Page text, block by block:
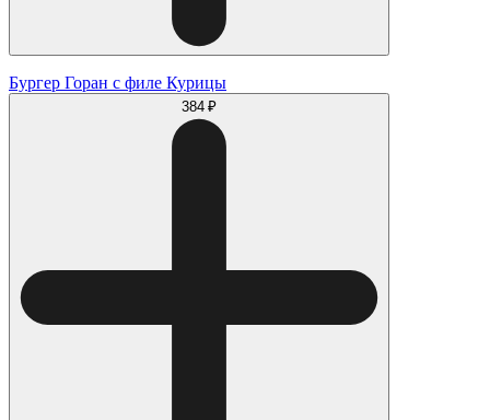
Бургер Горан с филе Курицы
384 ₽